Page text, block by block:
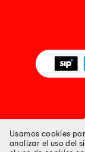
Usamos cookies
analizar el uso del